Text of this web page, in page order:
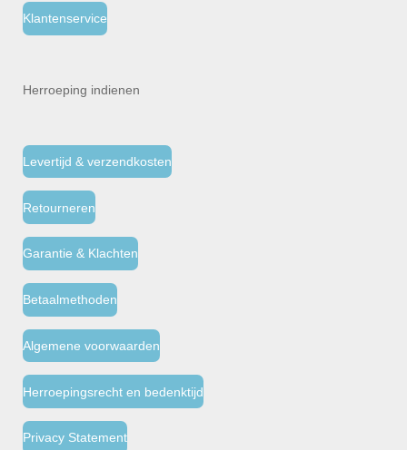
Klantenservice
Herroeping indienen
Levertijd & verzendkosten
Retourneren
Garantie & Klachten
Betaalmethoden
Algemene voorwaarden
Herroepingsrecht en bedenktijd
Privacy Statement